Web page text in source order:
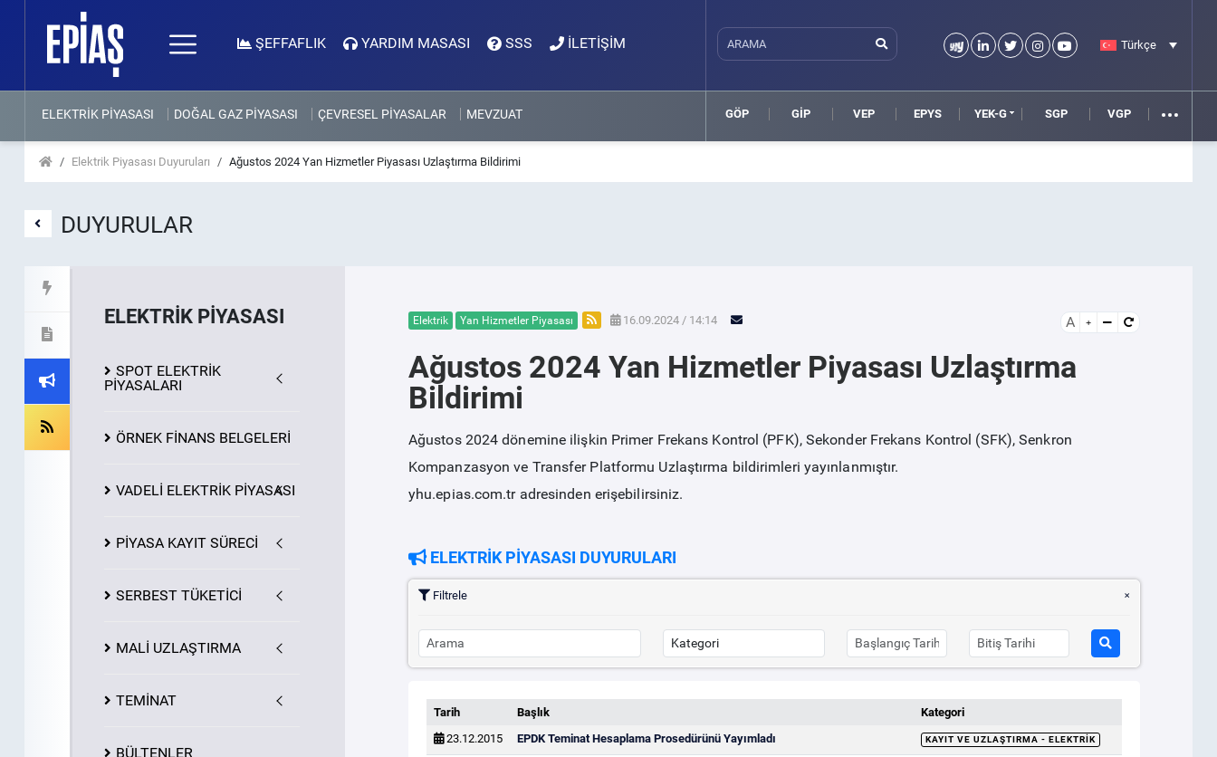
ŞEFFAFLIK YARDIM MASASI SSS İLETİŞİM Türkçe
ELEKTRİK PİYASASI DOĞAL GAZ PİYASASI ÇEVRESEL PİYASALAR MEVZUAT GÖP GİP VEP EPYS YEK-G SGP VGP
Elektrik Piyasası Duyuruları Ağustos 2024 Yan Hizmetler Piyasası Uzlaştırma Bildirimi
DUYURULAR
ELEKTRİK PİYASASI
SPOT ELEKTRİK
PİYASALARI
ÖRNEK FİNANS BELGELERİ
VADELİ ELEKTRİK PİYASASI
PİYASAKAYIT SÜRECİ
SERBEST TÜKETİCİ
MALİ UZLAŞTIRMA
TEMİNAT
BÜLTENLER
Elektrik Yan Hizmetler Piyasası 16.09.2024 / 14:14 A
Ağustos 2024 Yan Hizmetler Piyasası Uzlaştırma
Bildirimi
Ağustos 2024 dönemine ilişkin Primer Frekans Kontrol (PFK), Sekonder Frekans Kontrol (SFK), Senkron
Kompanzasyon ve Transfer Platformu Uzlaştırma bildirimleri yayınlanmıştır.
yhu.epias.com.tr adresinden erişebilirsiniz.
ELEKTRİK PİYASASI DUYURULARI
Filtrele
Tarih Başlık
Kategori
23.12.2015
EPDK Teminat Hesaplama Prosedürünü Yayımladı KAYIT VE UZLAŞTIRMA - ELEKTRIK